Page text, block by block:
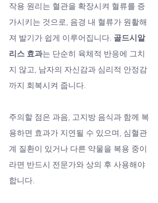
작용 원리는 혈관을 확장시켜 혈류를 증
가시키는 것으로, 음경 내 혈류가 원활해
져 발기가 쉽게 이루어집니다. 골드시알
리스 효과는 단순히 육체적 반응에 그치
지 않고, 남자의 자신감과 심리적 안정감
까지 회복시켜 줍니다.
주의할 점은 과음, 고지방 음식과 함께 복
용하면 효과가 지연될 수 있으며, 심혈관
계 질환이 있거나 다른 약물을 복용 중이
라면 반드시 전문가와 상의 후 사용해야
합니다.